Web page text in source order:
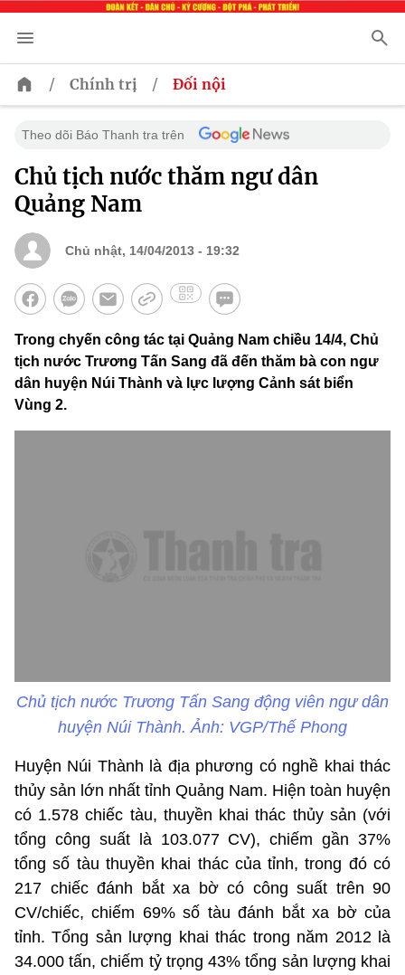
/ Chính trị / Đối nội
Theo dõi Báo Thanh tra trên
Chủ tịch nước thăm ngư dân
Quảng Nam
Chủ nhật, 14/04/2013 - 19:32
Trong chyến công tác tại Quảng Nam chiều 14/4, Chủ
tịch nước Trương Tấn Sang đã đến thăm bà con ngư
dân huyện Núi Thành và lực lượng Cảnh sát biển
Vùng 2.
Chủ tịch nước Trương Tấn Sang động viên ngư dân
huyện Núi Thành. Ảnh: VGP/Thế Phong
Huyện Núi Thành là địa phương có nghề khai thác
thủy sản lớn nhất tỉnh Quảng Nam. Hiện toàn huyện
có 1.578 chiếc tàu, thuyền khai thác thủy sản (với
tổng công suất là 103.077 CV), chiếm gần 37%
tổng số tàu thuyền khai thác của tỉnh, trong đó có
217 chiếc đánh bắt xa bờ có công suất trên 90
CV/chiếc, chiếm 69% số tàu đánh bắt xa bờ của
tỉnh. Tổng sản lượng khai thác trong năm 2012 là
34.000 tấn, chiếm tỷ trọng 43% tổng sản lượng khai